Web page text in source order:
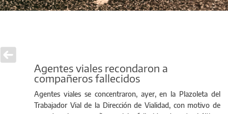
Agentes viales recondaron a
compañeros fallecidos
Agentes viales se concentraron, ayer, en la Plazoleta del
Trabajador Vial de la Dirección de Vialidad, con motivo de